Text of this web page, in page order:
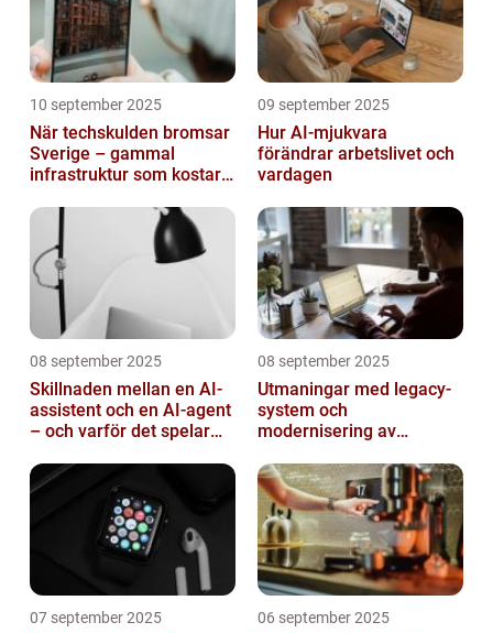
10 september 2025
När techskulden bromsar
Sverige – gammal
infrastruktur som kostar
09 september 2025
Hur AI-mjukvara
förändrar arbetslivet och
vardagen
08 september 2025
Skillnaden mellan en AI-
assistent och en AI-agent
– och varför det spelar
08 september 2025
Utmaningar med legacy-
system och
modernisering av
07 september 2025 06 september 2025